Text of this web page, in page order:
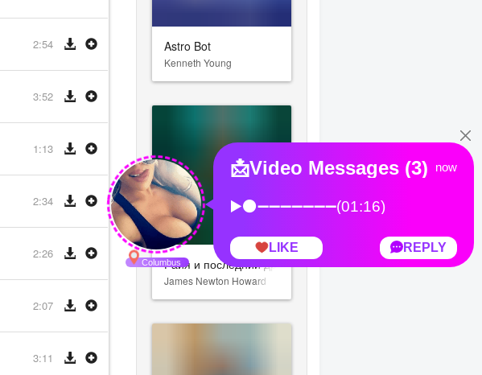
2:54
3:52
1:13
2:34
2:26
2:07
3:11
Astro Bot
Kenneth Young
Райя и последний дракон
James Newton Howard